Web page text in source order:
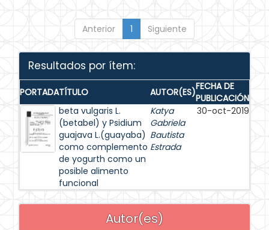
Anterior 1 Siguiente
Resultados por ítem:
PORTADATÍTULO AUTOR(ES)FECHA DE
PUBLICACIÓN
beta vulgaris L.
(betabel) y Psidium
guajava L.(guayaba)
como complemento
de yogurth como un
posible alimento
funcional
Katya
Gabriela
Bautista
Estrada
30-oct-2019
Autor(es)